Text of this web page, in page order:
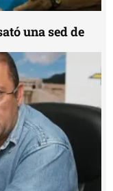
una sed de